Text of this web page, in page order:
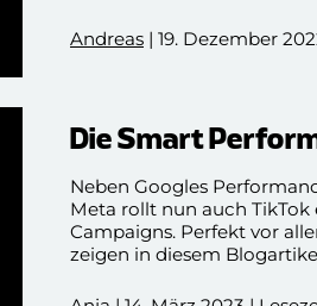
Andreas | 19. Dezember
Die Smart
Neben Googles
Meta rollt nun auch
Campaigns. Perfekt vor
zeigen in diesem